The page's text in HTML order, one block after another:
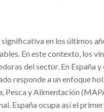
en los últimos
En este contexto, los
del sector. En España y
responde a un enfoque
Pesca y Alimentación
España ocupa así el